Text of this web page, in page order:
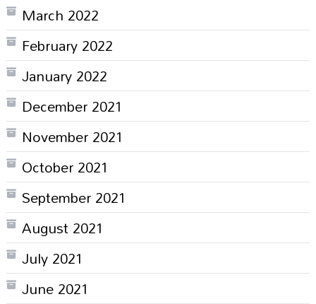
March 2022
February 2022
January 2022
December 2021
November 2021
October 2021
September 2021
August 2021
July 2021
June 2021